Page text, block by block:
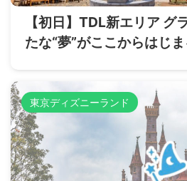
【初日】TDL新エリア グ
たな“夢”がここからはじ
東京ディズニーランド